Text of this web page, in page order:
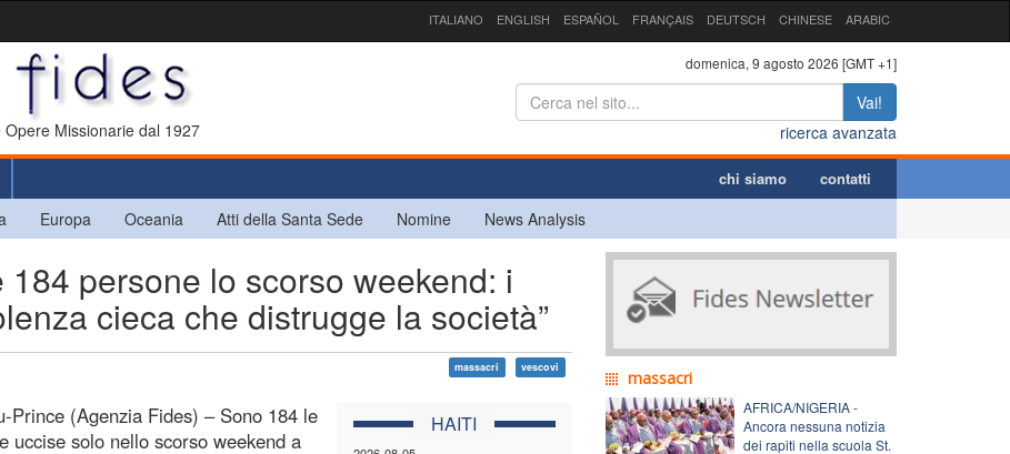
ITALIANO ENGLISH ESPAÑOL FRANÇAIS DEUTSCH CHINESE ARABIC
Missionarie dal 1927
domenica, 9 agosto 2026 [GMT +1]
Vai!
ricerca avanzata
chi siamo contatti
Europa Oceania Atti della Santa Sede Nomine News Analysis
persone lo scorso weekend: i
cieca che distrugge la società”
massacri vescovi
HAITI
Prince (Agenzia Fides) – Sono 184 le
uccise solo nello scorso weekend a
massacri
AFRICA/NIGERIA -
Ancora nessuna notizia
dei rapiti nella scuola St.